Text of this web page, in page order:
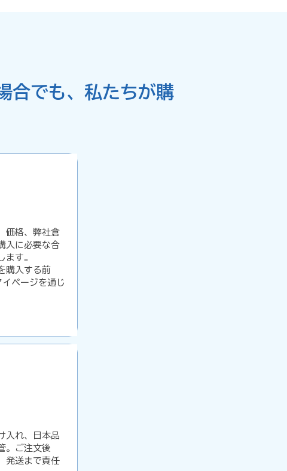
合でも、私たちが購
価格、弊社倉
入に必要な合
ます。
購入する前
ページを通じ
入れ、日本品
。ご注文後
発送まで責任